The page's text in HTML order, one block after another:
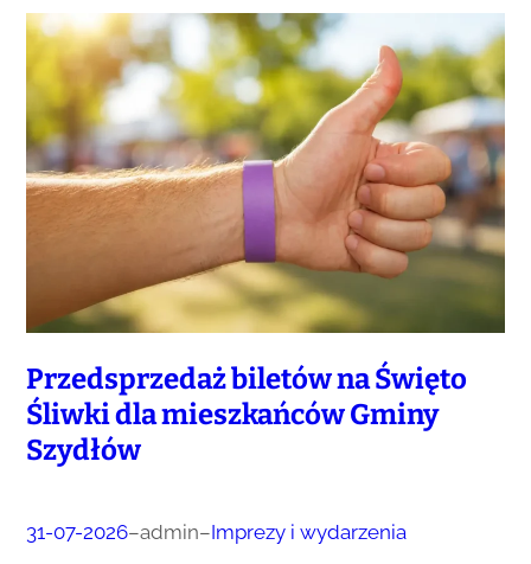
Przedsprzedaż biletów na Święto
Śliwki dla mieszkańców Gminy
Szydłów
31-07-2026–admin–Imprezy i wydarzenia